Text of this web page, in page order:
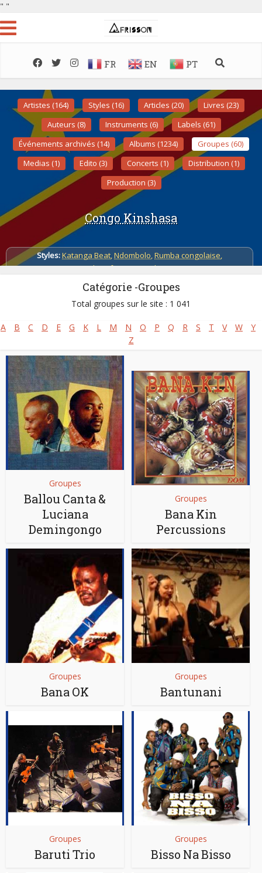
" "
FR EN PT
Artistes (164) Styles (16) Articles (20)
Livres (23)
Auteurs (8)
Instruments (6)
Labels (61)
Événements archivés (14)
Albums (1234)
Groupes (60)
Medias (1)
Edito (3) Concerts (1)
Distribution (1)
Production (3)
Congo Kinshasa
Styles:Katanga Beat,Ndombolo,Rumba congolaise,
Salsa africaine,Soukouss
Catégorie -Groupes
Total groupes sur le site : 1 041
A B C D E G K L M N O P Q R S T V W
Y
Z
Groupes
Ballou Canta &
Luciana
Demingongo
Groupes
Bana Kin
Percussions
Groupes
Bana OK
Groupes
Bantunani
Groupes
Baruti Trio
Groupes
Bisso Na Bisso